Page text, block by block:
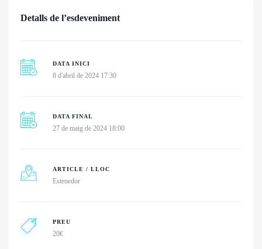
Detalls de l’esdeveniment
DATA INICI
8 d'abril de 2024 17:30
DATA FINAL
27 de maig de 2024 18:00
ARTICLE / LLOC
Estenedor
PREU
20€